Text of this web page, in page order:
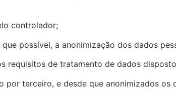
controlador;
possível, a anonimização dos dados
requisitos de tratamento de dados
por terceiro, e desde que anonimizados os